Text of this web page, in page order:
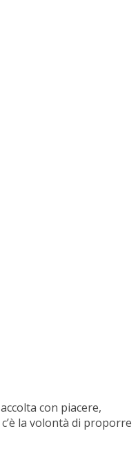
con piacere,
la volontà di proporre